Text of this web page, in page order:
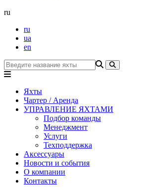
ru
ru
ua
en
Яхты
Чартер / Аренда
УПРАВЛЕНИЕ ЯХТАМИ
Подбор команды
Менеджмент
Услуги
Техподдержка
Аксессуары
Новости и события
О компании
Контакты